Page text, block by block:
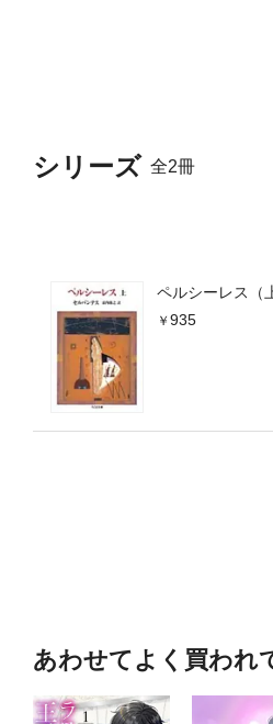
シリーズ 全2冊
ペルシーレス（
935
あわせてよく買われ